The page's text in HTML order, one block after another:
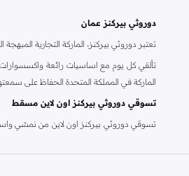
دوروثي بيركنز عمان
تعتبر دوروثي بيركنز، الماركة التجارية
تألقي كل يوم مع اساسيات رائعة
الماركة في المملكة المتحدة الحفاظ على
تسوقي دوروثي بيركنز اون لاين مسقط
تسوقي دوروثي بيركنز اون لاين من نمشي